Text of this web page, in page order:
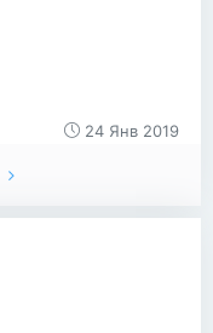
24 Янв 2019